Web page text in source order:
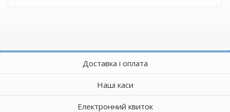
Доставка і оплата
Наші каси
Електронний квиток